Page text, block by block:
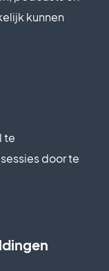
kunnen
te
door te